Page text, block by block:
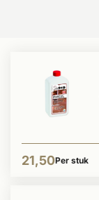
21,50Per stuk